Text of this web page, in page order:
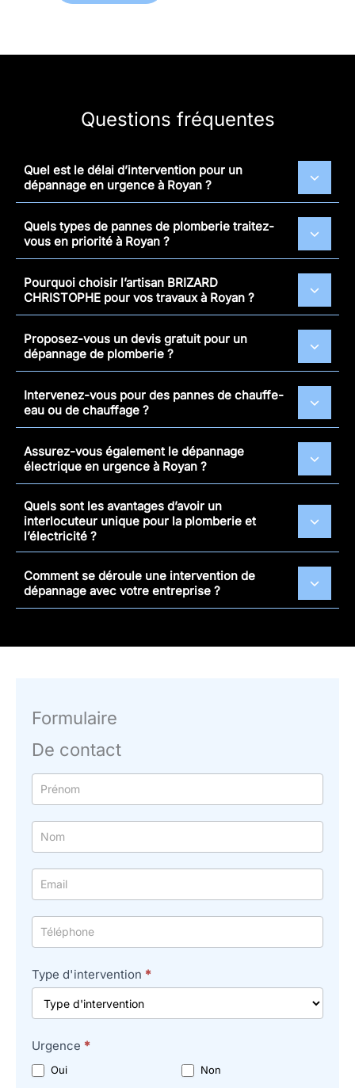
Questions fréquentes
Quel est le délai d’intervention pour un
dépannage en urgence à Royan ?
Quels types de pannes de plomberie traitez-
vous en priorité à Royan ?
Pourquoi choisir l’artisan BRIZARD
CHRISTOPHE pour vos travaux à Royan ?
Proposez-vous un devis gratuit pour un
dépannage de plomberie ?
Intervenez-vous pour des pannes de chauffe-
eau ou de chauffage ?
Assurez-vous également le dépannage
électrique en urgence à Royan ?
Quels sont les avantages d’avoir un
interlocuteur unique pour la plomberie et
l’électricité ?
Comment se déroule une intervention de
dépannage avec votre entreprise ?
Formulaire
De contact
Formulaire
simple
avec
téléphone
Type d'intervention *
Urgence *
Oui Non